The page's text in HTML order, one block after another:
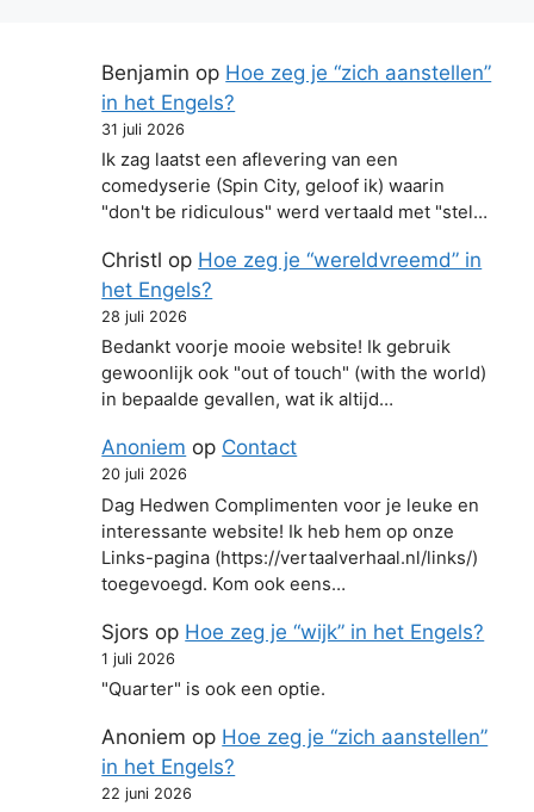
Benjamin op Hoe zeg je “zich aanstellen”
in het Engels?
31 juli 2026
Ik zag laatst een aflevering van een
comedyserie (Spin City, geloof ik) waarin
"don't be ridiculous" werd vertaald met "stel…
Christl op Hoe zeg je “wereldvreemd” in
het Engels?
28 juli 2026
Bedankt voorje mooie website! Ik gebruik
gewoonlijk ook "out of touch" (with the world)
in bepaalde gevallen, wat ik altijd…
Anoniem op Contact
20 juli 2026
Dag Hedwen Complimenten voor je leuke en
interessante website! Ik heb hem op onze
Links-pagina (https://vertaalverhaal.nl/links/)
toegevoegd. Kom ook eens…
Sjors op Hoe zeg je “wijk” in het Engels?
1 juli 2026
"Quarter" is ook een optie.
Anoniem op Hoe zeg je “zich aanstellen”
in het Engels?
22 juni 2026